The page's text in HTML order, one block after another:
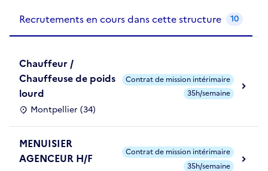
Recrutements en cours dans cette structure 10
Chauffeur /
Chauffeuse de poids
lourd
Montpellier (34)
Contrat de mission intérimaire
35h/semaine
MENUISIER
AGENCEUR H/F
Contrat de mission intérimaire
35h/semaine